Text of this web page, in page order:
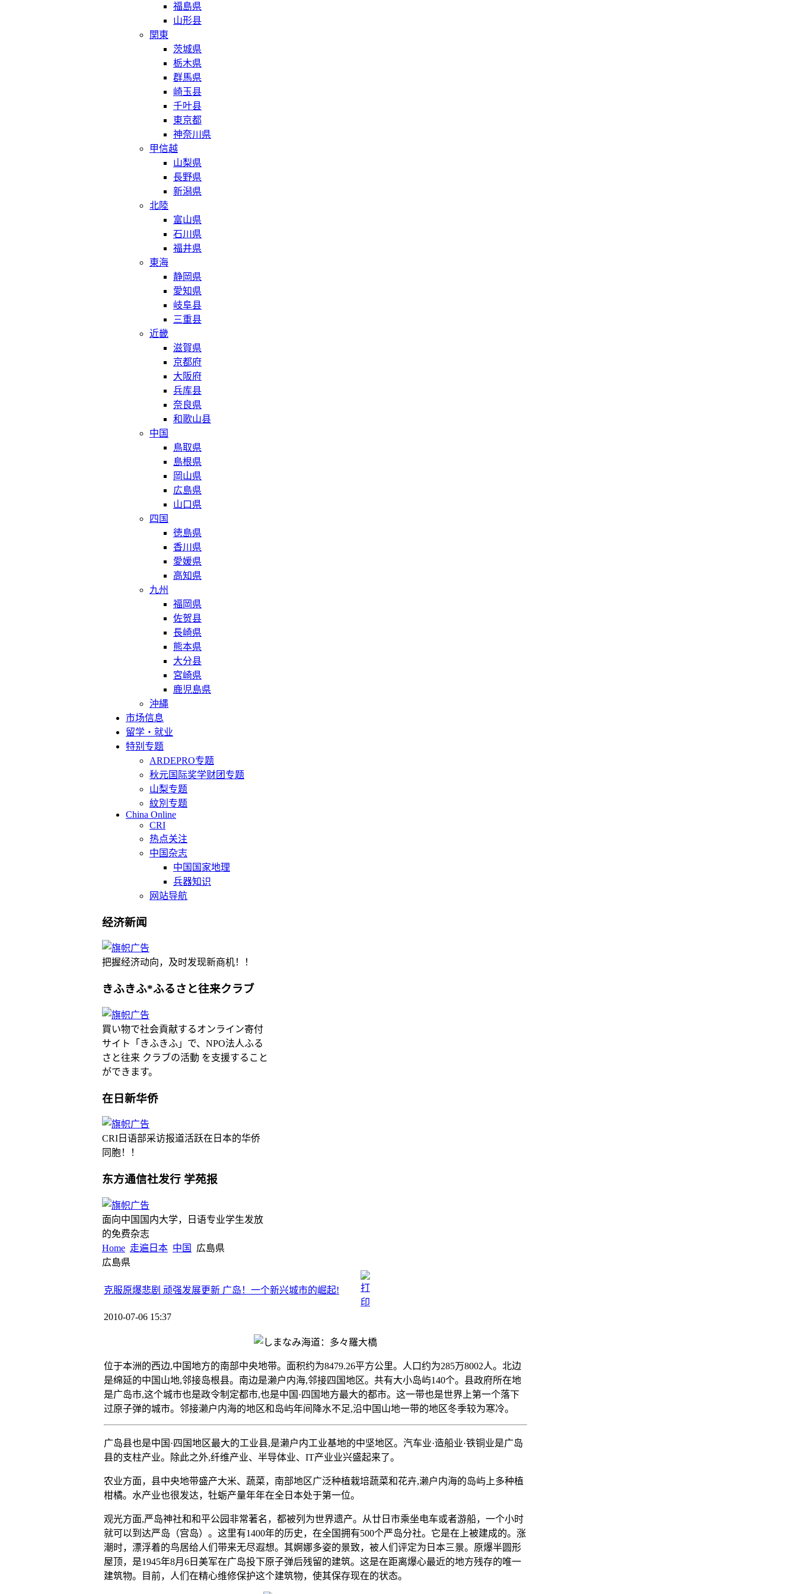
福島県
山形县
関東
茨城県
栃木県
群馬県
崎玉县
千叶县
東京都
神奈川県
甲信越
山梨県
長野県
新潟県
北陸
富山県
石川県
福井県
東海
静岡県
愛知県
岐阜县
三重县
近畿
滋賀県
京都府
大阪府
兵库县
奈良県
和歌山县
中国
鳥取県
島根県
岡山県
広島県
山口県
四国
徳島県
香川県
愛媛県
高知県
九州
福岡県
佐贺县
長崎県
熊本県
大分县
宮崎県
鹿児島県
沖縄
市场信息
留学・就业
特别专题
ARDEPRO专题
秋元国际奖学财团专题
山梨专题
紋別专题
China Online
CRI
热点关注
中国杂志
中国国家地理
兵器知识
网站导航
经济新闻
把握经济动向，及时发现新商机！！
きふきふ*ふるさと往来クラブ
買い物で社会貢献するオンライン寄付
サイト「きふきふ」で、NPO法人ふる
さと往来 クラブの活動 を支援すること
ができます。
在日新华侨
CRI日语部采访报道活跃在日本的华侨
同胞！！
东方通信社发行 学苑报
面向中国国内大学，日语专业学生发放
的免费杂志
Home 走遍日本 中国
広島県
広島県
克服原爆悲剧 顽强发展更新 广岛！一个新兴城市的崛起!
2010-07-06 15:37
位于本洲的西边,中国地方的南部中央地带。面积约为8479.26平方公里。人口约为285万8002人。北边
是绵延的中国山地,邻接岛根县。南边是濑户内海,邻接四国地区。共有大小岛屿140个。县政府所在地
是广岛市,这个城市也是政令制定都市,也是中国·四国地方最大的都市。这一带也是世界上第一个落下
过原子弹的城市。邻接濑户内海的地区和岛屿年间降水不足,沿中国山地一带的地区冬季较为寒冷。
广岛县也是中国·四国地区最大的工业县,是濑户内工业基地的中坚地区。汽车业·造船业·铁铜业是广岛
县的支柱产业。除此之外,纤维产业、半导体业、IT产业业兴盛起来了。
农业方面，县中央地带盛产大米、蔬菜，南部地区广泛种植栽培蔬菜和花卉,濑户内海的岛屿上多种植
柑橘。水产业也很发达，牡蛎产量年年在全日本处于第一位。
观光方面,严岛神社和和平公园非常著名，都被列为世界遗产。从廿日市乘坐电车或者游船，一个小时
就可以到达严岛（宫岛）。这里有1400年的历史，在全国拥有500个严岛分社。它是在上被建成的。涨
潮时，漂浮着的鸟居给人们带来无尽遐想。其婀娜多姿的景致，被人们评定为日本三景。原爆半圆形
屋顶，是1945年8月6日美军在广岛投下原子弹后残留的建筑。这是在距离爆心最近的地方残存的唯一
建筑物。目前，人们在精心维修保护这个建筑物，使其保存现在的状态。